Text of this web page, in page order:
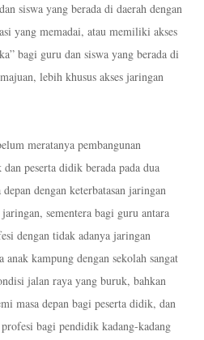
siswa yang berada di daerah dengan
yang memadai, atau memiliki akses
bagi guru dan siswa yang berada di
lebih khusus akses jaringan
meratanya pembangunan
peserta didik berada pada dua
dengan keterbatasan jaringan
sementera bagi guru antara
dengan tidak adanya jaringan
kampung dengan sekolah sangat
jalan raya yang buruk, bahkan
masa depan bagi peserta didik, dan
bagi pendidik kadang-kadang